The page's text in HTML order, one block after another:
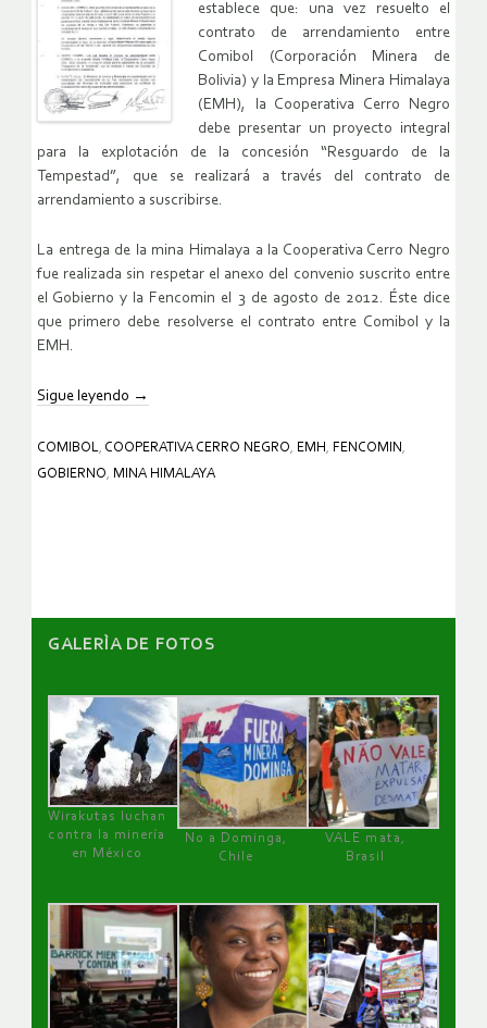
establece que: una vez resuelto el
contrato de arrendamiento entre
Comibol (Corporación Minera de
Bolivia) y la Empresa Minera Himalaya
(EMH), la Cooperativa Cerro Negro
debe presentar un proyecto integral
para la explotación de la concesión “Resguardo de la
Tempestad”, que se realizará a través del contrato de
arrendamiento a suscribirse.
La entrega de la mina Himalaya a la Cooperativa Cerro Negro
fue realizada sin respetar el anexo del convenio suscrito entre
el Gobierno y la Fencomin el 3 de agosto de 2012. Éste dice
que primero debe resolverse el contrato entre Comibol y la
EMH.
Sigue leyendo →
COMIBOL, COOPERATIVA CERRO NEGRO, EMH , FENCOMIN ,
GOBIERNO, MINA HIMALAYA
GALERÌA DE FOTOS
Wirakutas luchan
contra la minería
en México
No a Dominga,
Chile
VALE mata,
Brasil